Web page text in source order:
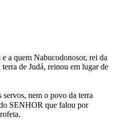
a quem Nabucodonosor, rei da
de Judá, reinou em lugar de
servos, nem o povo da terra
SENHOR que falou por